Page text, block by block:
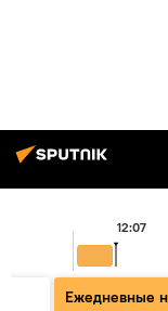
12:07
Ежедневные